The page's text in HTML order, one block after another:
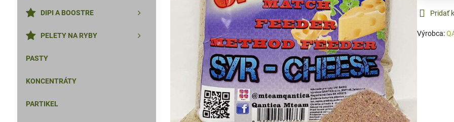
Pridať
Výrobca:
DIPI A BOOSTRE
PELETY NA RYBY
PASTY
KONCENTRÁTY
PARTIKEL